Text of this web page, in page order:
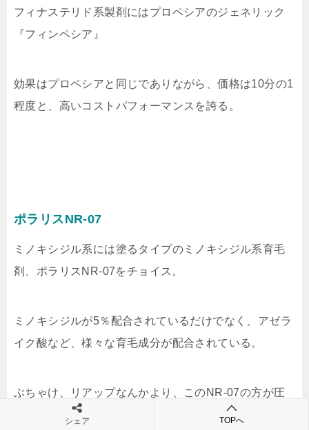
フィナステリド系製剤にはプロペシアのジェネリック
『フィンペシア』
効果はプロペシアと同じでありながら、価格は10分の1
程度と、高いコストパフォーマンスを誇る。
ポラリスNR-07
ミノキシジル系には塗るタイプのミノキシジル系育毛
剤、ポラリスNR-07をチョイス。
ミノキシジルが5％配合されているだけでなく、アゼラ
イク酸など、様々な育毛成分が配合されている。
ぶちゃけ、リアップなんかより、このNR-07の方が圧
倒的に「生えた！」という声が多い。
シェア TOPへ